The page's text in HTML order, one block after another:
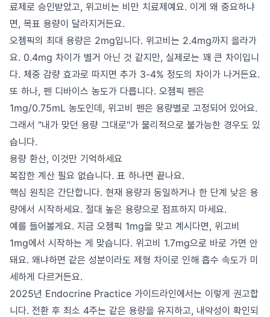
료제로 승인받았고, 위고비는 비만 치료제예요. 이게 왜 중요하냐
면, 목표 용량이 달라지거든요.
오젬픽의 최대 용량은 2mg입니다. 위고비는 2.4mg까지 올라가
요. 0.4mg 차이가 별거 아닌 것 같지만, 실제로는 꽤 큰 차이입니
다. 체중 감량 효과로 따지면 추가 3-4% 정도의 차이가 나거든요.
또 하나, 펜 디바이스 농도가 다릅니다. 오젬픽 펜은
1mg/0.75mL 농도인데, 위고비 펜은 용량별로 고정되어 있어요.
그래서 "내가 맞던 용량 그대로"가 물리적으로 불가능한 경우도 있
습니다.
용량 환산, 이것만 기억하세요
복잡한 계산 필요 없습니다. 표 하나면 끝나요.
핵심 원칙은 간단합니다. 현재 용량과 동일하거나 한 단계 낮은 용
량에서 시작하세요. 절대 높은 용량으로 점프하지 마세요.
예를 들어볼게요. 지금 오젬픽 1mg을 맞고 계시다면, 위고비
1mg에서 시작하는 게 맞습니다. 위고비 1.7mg으로 바로 가면 안
돼요. 왜냐하면 같은 성분이라도 제형 차이로 인해 흡수 속도가 미
세하게 다르거든요.
2025년 Endocrine Practice 가이드라인에서는 이렇게 권고합
니다. 전환 후 최소 4주는 같은 용량을 유지하고, 내약성이 확인되